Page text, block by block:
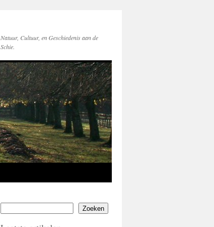
Natuur, Cultuur, en Geschiedenis aan de
Schie.
Zoeken